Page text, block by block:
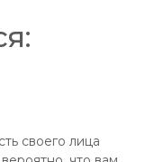
своего лица